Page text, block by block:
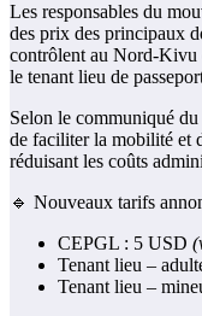
Les responsables du
des prix des principaux
contrôlent au Nord-Kivu
le tenant lieu de
Selon le communiqué
de faciliter la mobilité et
réduisant les coûts
🔹 Nouveaux tarifs
CEPGL : 5 USD
Tenant lieu –
Tenant lieu –